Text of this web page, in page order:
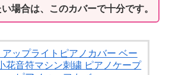
場合は、このカバーで十分です。
アップライトピアノカバー ベー
花音符マシン刺繍 ピアノケープ